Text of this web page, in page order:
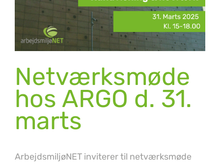
Netværksmøde
hos ARGO d. 31.
marts
ArbejdsmiljøNET inviterer til netværksmøde